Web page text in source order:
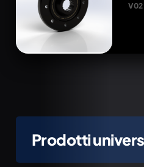
V02
Prodotti